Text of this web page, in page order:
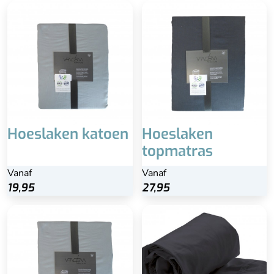
Breedte
100 cm
120 cm
160 cm
Hoeslaken katoen
Vanaf
19,95
Hoeslaken
topmatras
Vanaf
27,95